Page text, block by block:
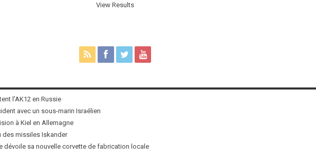
View Results
l’AK12 en Russie
avec un sous-marin Israélien
à Kiel en Allemagne
des missiles Iskander
dévoile sa nouvelle corvette de fabrication locale